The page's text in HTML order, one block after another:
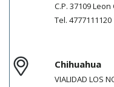
C.P.37109Leon
Tel.4777111120
Chihuahua
VIALIDAD LOS